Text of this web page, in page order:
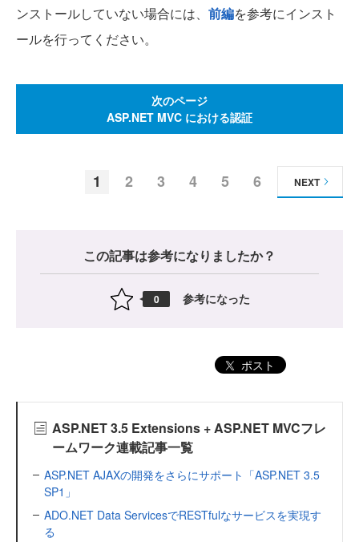
ンストールしていない場合には、 前編を参考にインスト
ールを行ってください。
次のページ
ASP.NET MVC における認証
1 2 3 4 5 6 NEXT
この記事は参考になりましたか？
0 参考になった
ポスト
ASP.NET 3.5 Extensions + ASP.NET MVCフレ
ームワーク連載記事一覧
ASP.NET AJAXの開発をさらにサポート「ASP.NET 3.5
SP1」
ADO.NET Data ServicesでRESTfulなサービスを実現す
る